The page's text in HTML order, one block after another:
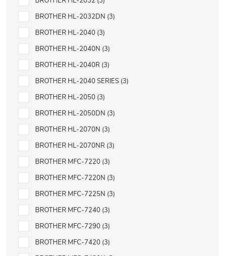
BROTHER HL-2032DN 3
BROTHER HL-2040 3
BROTHER HL-2040N 3
BROTHER HL-2040R 3
BROTHER HL-2040 SERIES 3
BROTHER HL-2050 3
BROTHER HL-2050DN 3
BROTHER HL-2070N 3
BROTHER HL-2070NR 3
BROTHER MFC-7220 3
BROTHER MFC-7220N 3
BROTHER MFC-7225N 3
BROTHER MFC-7240 3
BROTHER MFC-7290 3
BROTHER MFC-7420 3